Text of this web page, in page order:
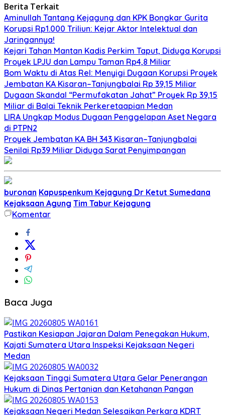
Berita Terkait
Aminullah Tantang Kejagung dan KPK Bongkar Gurita
Korupsi Rp1.000 Triliun: Kejar Aktor Intelektual dan
Jaringannya!
Kejari Tahan Mantan Kadis Perkim Taput, Diduga Korupsi
Proyek LPJU dan Lampu Taman Rp4,8 Miliar
Bom Waktu di Atas Rel: Menyigi Dugaan Korupsi Proyek
Jembatan KA Kisaran–Tanjungbalai Rp 39,15 Miliar
Dugaan Skandal “Permufakatan Jahat” Proyek Rp 39,15
Miliar di Balai Teknik Perkeretaapian Medan
LIRA Ungkap Modus Dugaan Penggelapan Aset Negara
di PTPN2
Proyek Jembatan KA BH 343 Kisaran–Tanjungbalai
Senilai Rp39 Miliar Diduga Sarat Penyimpangan
buronan Kapuspenkum Kejagung Dr Ketut Sumedana
Kejaksaan Agung Tim Tabur Kejagung
Komentar
Baca Juga
Pastikan Kesiapan Jajaran Dalam Penegakan Hukum,
Kajati Sumatera Utara Inspeksi Kejaksaan Negeri
Medan
Kejaksaan Tinggi Sumatera Utara Gelar Penerangan
Hukum di Dinas Pertanian dan Ketahanan Pangan
Kejaksaan Negeri Medan Selesaikan Perkara KDRT